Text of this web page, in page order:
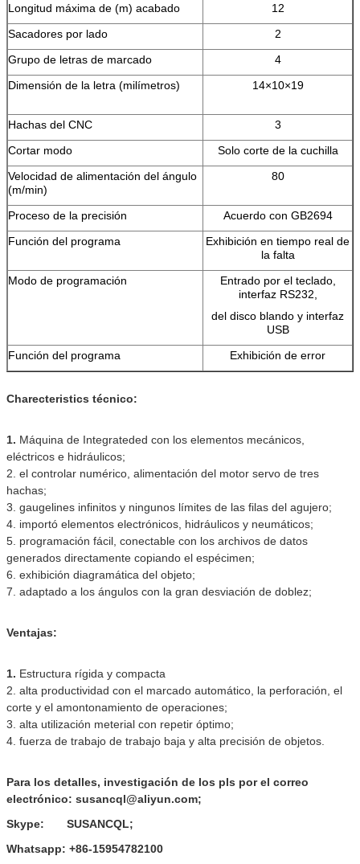
Longitud máxima de (m) acabado
12
Sacadores por lado
2
Grupo de letras de marcado
4
Dimensión de la letra (milímetros)
14×10×19
Hachas del CNC
3
Cortar modo
Solo corte de la cuchilla
Velocidad de alimentación del ángulo
(m/min)
80
Proceso de la precisión
Acuerdo con GB2694
Función del programa
Exhibición en tiempo real de
la falta
Modo de programación
Entrado por el teclado,
interfaz RS232,
del disco blando y interfaz
USB
Función del programa
Exhibición de error
Charecteristics técnico:
1. Máquina de Integrateded con los elementos mecánicos,
eléctricos e hidráulicos;
2. el controlar numérico, alimentación del motor servo de tres
hachas;
3. gaugelines infinitos y ningunos límites de las filas del agujero;
4. importó elementos electrónicos, hidráulicos y neumáticos;
5. programación fácil, conectable con los archivos de datos
generados directamente copiando el espécimen;
6. exhibición diagramática del objeto;
7. adaptado a los ángulos con la gran desviación de doblez;
Ventajas:
1. Estructura rígida y compacta
2. alta productividad con el marcado automático, la perforación, el
corte y el amontonamiento de operaciones;
3. alta utilización meterial con repetir óptimo;
4. fuerza de trabajo de trabajo baja y alta precisión de objetos.
Para los detalles, investigación de los pls por el correo
electrónico: susancql@aliyun.com;
Skype: SUSANCQL;
Whatsapp: +86-15954782100